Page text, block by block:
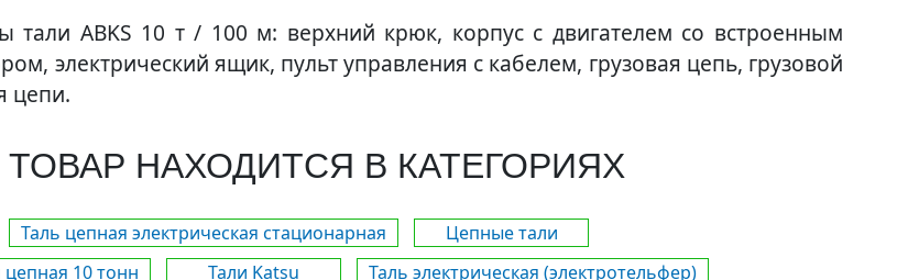
тали ABKS 10 т / 100 м: верхний крюк, корпус с двигателем со встроенным
электрический ящик, пульт управления с кабелем, грузовая цепь, грузовой
цепи.
ТОВАР НАХОДИТСЯ В КАТЕГОРИЯХ
Таль цепная электрическая стационарная
Цепные тали
цепная 10 тонн
Тали Katsu
Таль электрическая (электротельфер)